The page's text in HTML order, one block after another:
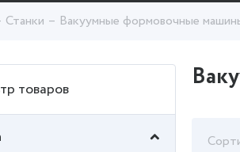
Станки Вакуумные формовочные
товаров